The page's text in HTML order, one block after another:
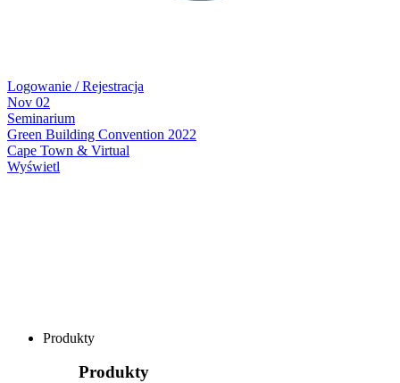
Logowanie / Rejestracja
Nov 02
Seminarium
Green Building Convention 2022
Cape Town & Virtual
Wyświetl
Produkty
Produkty